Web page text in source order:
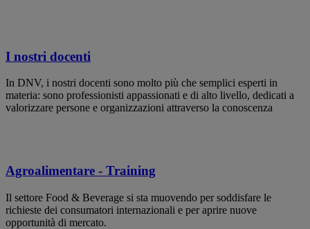
I nostri docenti
In DNV, i nostri docenti sono molto più che semplici esperti in
materia: sono professionisti appassionati e di alto livello, dedicati a
valorizzare persone e organizzazioni attraverso la conoscenza
Agroalimentare - Training
Il settore Food & Beverage si sta muovendo per soddisfare le
richieste dei consumatori internazionali e per aprire nuove
opportunità di mercato.